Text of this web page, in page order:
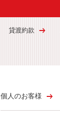
貸渡約款
個人のお客様